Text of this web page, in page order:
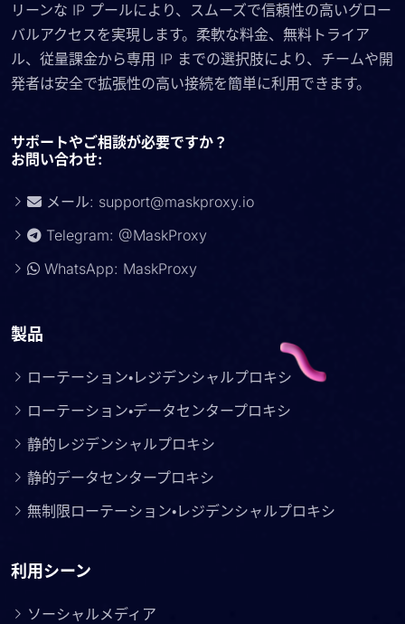
リーンな IP プールにより、スムーズで信頼性の高いグロー
バルアクセスを実現します。柔軟な料金、無料トライア
ル、従量課金から専用 IP までの選択肢により、チームや開
発者は安全で拡張性の高い接続を簡単に利用できます。
サポートやご相談が必要ですか？
お問い合わせ:
メール: support@maskproxy.io
Telegram: @MaskProxy
WhatsApp: MaskProxy
製品
ローテーション・レジデンシャルプロキシ
ローテーション・データセンタープロキシ
静的レジデンシャルプロキシ
静的データセンタープロキシ
無制限ローテーション・レジデンシャルプロキシ
利用シーン
ソーシャルメディア